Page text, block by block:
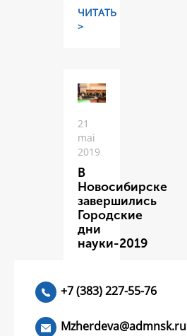
ЧИТАТЬ
>
21
mai
2019
В
Новосибирске
завершились
Городские
дни
науки-2019
+7 (383) 227-55-76
Mzherdeva@admnsk.ru